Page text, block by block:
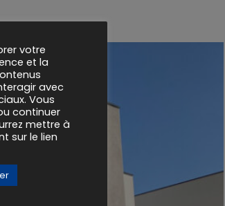
votre
et la
avec
Vous
continuer
mettre à
sur le lien